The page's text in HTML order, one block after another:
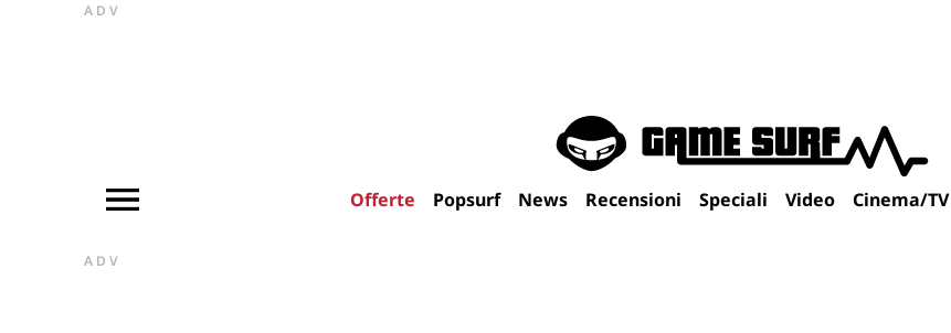
ADV
Offerte Popsurf News Recensioni Speciali Video Cinema/TV
ADV